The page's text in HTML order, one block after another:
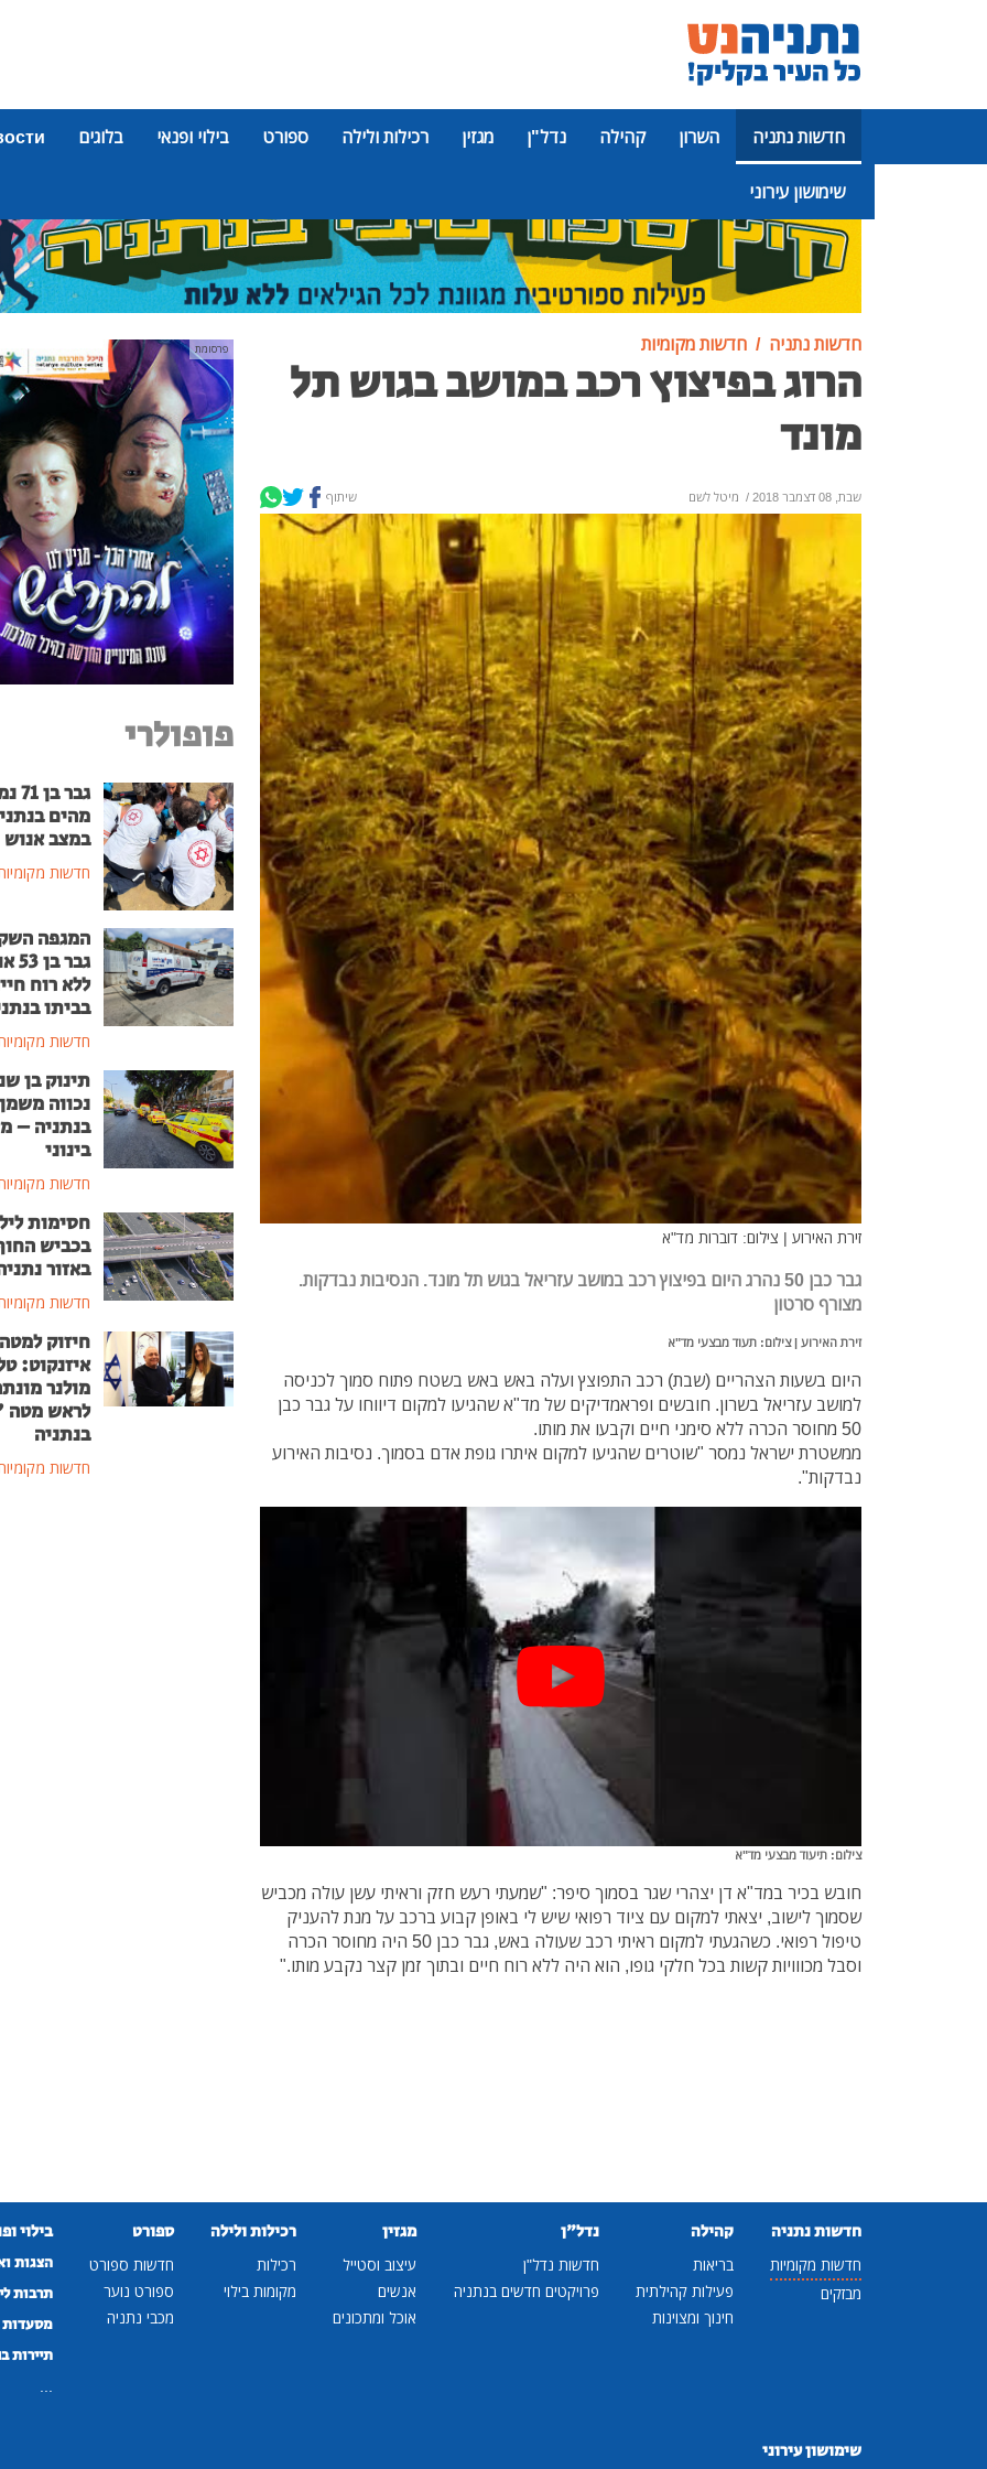
חדשות נתניה השרון קהילה נדל"ן מגזין רכילות ולילה ספורט בילוי ופנאי בלוגים
שימושון עירוני
פרסומת
חדשות נתניה חדשות מקומיות
הרוג בפיצוץ רכב במושב בגוש תל
מונד
שבת, 08 דצמבר 2018 / מיטל לשם שיתוף
זירת האירוע | צילום: דוברות מד"א
גבר כבן 50 נהרג היום בפיצוץ רכב במושב עזריאל בגוש תל מונד. הנסיבות נבדקות.
מצורף סרטון
זירת האירוע | צילום: תעוד מבצעי מד"א
היום בשעות הצהריים (שבת) רכב התפוצץ ועלה באש באש בשטח פתוח סמוך לכניסה
למושב עזריאל בשרון. חובשים ופראמדיקים של מד"א שהגיעו למקום דיווחו על גבר כבן
50 מחוסר הכרה ללא סימני חיים וקבעו את מותו.
ממשטרת ישראל נמסר "שוטרים שהגיעו למקום איתרו גופת אדם בסמוך. נסיבות האירוע
נבדקות".
צילום: תיעוד מבצעי מד"א
חובש בכיר במד"א דן יצהרי שגר בסמוך סיפר: "שמעתי רעש חזק וראיתי עשן עולה מכביש
שסמוך לישוב, יצאתי למקום עם ציוד רפואי שיש לי באופן קבוע ברכב על מנת להעניק
טיפול רפואי. כשהגעתי למקום ראיתי רכב שעולה באש, גבר כבן 50 היה מחוסר הכרה
וסבל מכווויות קשות בכל חלקי גופו, הוא היה ללא רוח חיים ובתוך זמן קצר נקבע מותו."
פרסומת
פופולרי
גבר
מהים
במצב אנוש
חדשות
המגפה
גבר
ללא רוח
בביתו
חדשות
תינוק בן
נכווה
בנתניה –
בינוני
חדשות
חסימות
בכביש
באזור
חדשות
חיזוק למטה
איזנקוט:
מולנר
לראש
בנתניה
חדשות
חדשות נתניה
חדשות מקומיות
מבזקים
קהילה
בריאות
פעילות קהילתית
חינוך ומצוינות
נדל"ן
חדשות נדל"ן
פרויקטים חדשים בנתניה
מגזין
עיצוב וסטייל
אנשים
אוכל ומתכונים
רכילות ולילה
רכילות
מקומות בילוי
ספורט
חדשות ספורט
ספורט נוער
מכבי נתניה
בילוי
הצגות
תרבות
מסעדות
תיירות
שימושון עירוני